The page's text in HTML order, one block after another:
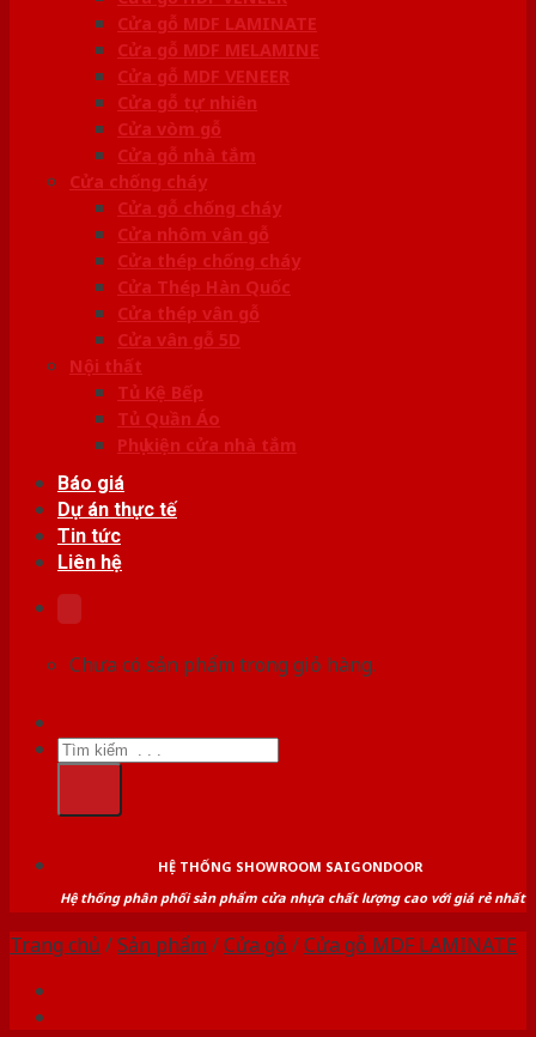
Cửa gỗ MDF LAMINATE
Cửa gỗ MDF MELAMINE
Cửa gỗ MDF VENEER
Cửa gỗ tự nhiên
Cửa vòm gỗ
Cửa gỗ nhà tắm
Cửa chống cháy
Cửa gỗ chống cháy
Cửa nhôm vân gỗ
Cửa thép chống cháy
Cửa Thép Hàn Quốc
Cửa thép vân gỗ
Cửa vân gỗ 5D
Nội thất
Tủ Kệ Bếp
Tủ Quần Áo
Phụ kiện cửa nhà tắm
Báo giá
Dự án thực tế
Tin tức
Liên hệ
Chưa có sản phẩm trong giỏ hàng.
Tìm
kiếm:
HỆ THỐNG SHOWROOM SAIGONDOOR
Hệ thống phân phối sản phẩm cửa nhựa chất lượng cao với giá rẻ nhất
Trang chủ /Sản phẩm /Cửa gỗ /Cửa gỗ MDF LAMINATE